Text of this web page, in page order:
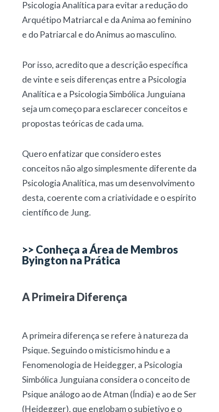
Psicologia Analítica para evitar a redução do
Arquétipo Matriarcal e da Anima ao feminino
e do Patriarcal e do Animus ao masculino.
Por isso, acredito que a descrição específica
de vinte e seis diferenças entre a Psicologia
Analítica e a Psicologia Simbólica Junguiana
seja um começo para esclarecer conceitos e
propostas teóricas de cada uma.
Quero enfatizar que considero estes
conceitos não algo simplesmente diferente da
Psicologia Analítica, mas um desenvolvimento
desta, coerente com a criatividade e o espírito
científico de Jung.
>> Conheça a Área de Membros
Byington na Prática
A Primeira Diferença
A primeira diferença se refere à natureza da
Psique. Seguindo o misticismo hindu e a
Fenomenologia de Heidegger, a Psicologia
Simbólica Junguiana considera o conceito de
Psique análogo ao de Atman (Índia) e ao de Ser
(Heidegger), que englobam o subjetivo e o